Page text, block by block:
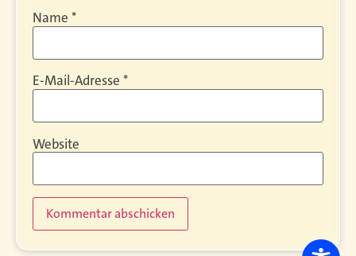
Name *
E-Mail-Adresse *
Website
Alternative: